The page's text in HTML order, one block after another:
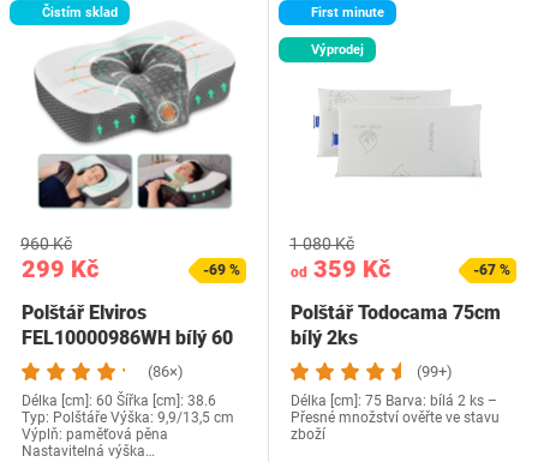
Čistím sklad
299 Kč
960 Kč
-69 %
Polštář Elviros
FEL10000986WH bílý 60
x 38,6
(86×)
Délka [cm]: 60 Šířka [cm]: 38.6
Typ: Polštáře Výška: 9,9/13,5 cm
Výplň: paměťová pěna
Nastavitelná výška…
First minute
Výprodej
od 359 Kč
1 080 Kč
-67 %
Polštář Todocama 75cm
bílý 2ks
(99+)
Délka [cm]: 75 Barva: bílá 2 ks –
Přesné množství ověřte ve stavu
zboží